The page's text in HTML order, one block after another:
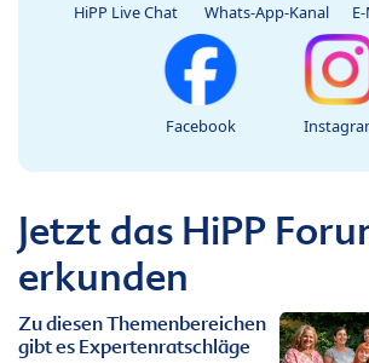
HiPP Live Chat Whats-App-Kanal
Facebook
Jetzt das HiPP
erkunden
Zu diesen Themenbereichen
gibt es Expertenratschläge